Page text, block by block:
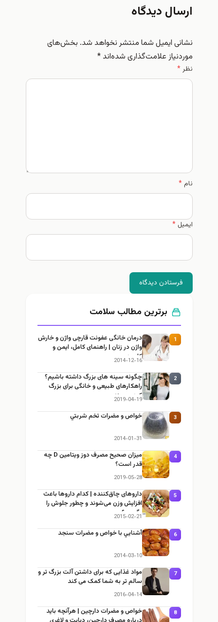
دیدگاه
ایمیل شما منتشر نخواهد شد. بخش‌های
علامت‌گذاری شده‌اند*
دیدگاه
برترین مطالب سلامت
درمان خانگی عفونت قارچی واژن و خارش
واژن در زنان | راهنمای کامل، ایمن و
کاربردی
2014-12-16
چگونه سینه های بزرگ داشته باشیم؟
راهکارهای طبیعی و خانگی برای بزرگ
کردن سینه
2019-04-19
خواص و مضرات تخم شربتي
2014-01-31
میزان صحیح مصرف دوز ویتامین D چه
قدر است؟
2019-05-28
داروهای چاق‌کننده | کدام داروها باعث
افزایش وزن می‌شوند و چطور جلوش را
بگیریم؟
2015-02-21
آشنايي با خواص و مضرات سنجد
2014-03-10
مواد غذایی که برای داشتن آلت بزرگ تر و
سالم تر به شما کمک می کند
2016-04-14
خواص و مضرات دارچین | هرآنچه باید